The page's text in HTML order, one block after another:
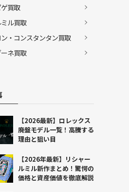
買取
ル買取
・コンスタンタン買取
ネ買取
【2026最新】ロレックス
廃盤モデル一覧！高騰する
理由と狙い目
【2026年最新】リシャー
ルミル新作まとめ！驚愕の
価格と資産価値を徹底解説